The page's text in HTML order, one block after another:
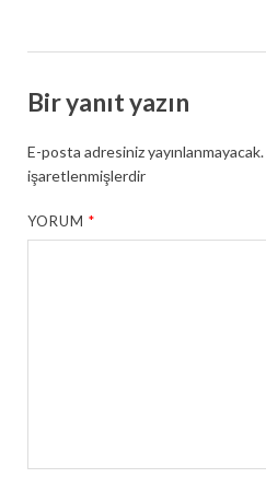
Bir yanıt yazın
E-posta adresiniz yayınlanmayacak.
işaretlenmişlerdir
YORUM*